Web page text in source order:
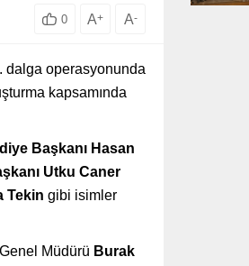
0 A+ A-
dalga operasyonunda
kapsamında
Başkanı Hasan
Utku Caner
Tekin gibi isimler
Müdürü Burak